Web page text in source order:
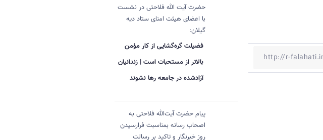
حضرت آیت الله فلاحتی در نشست
با اعضای هیئت امنای ستاد دیه
گیلان:
فضیلت گره‌گشایی از کار مؤمن
بالاتر از مستحبات است | زندانیان
آزادشده در جامعه رها نشوند
پیام حضرت آیت‌الله فلاحتی به
اصحاب رسانه بمناسبت فرارسیدن
روز خبرنگار و تاکید بر رسالت